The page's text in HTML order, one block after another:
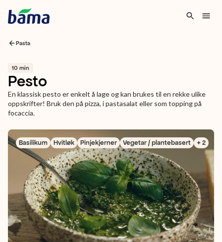
Pasta
10 min
Pesto
En klassisk pesto er enkelt å lage og kan brukes til en rekke ulike
oppskrifter! Bruk den på pizza, i pastasalat eller som topping på
focaccia.
Basilikum Hvitløk Pinjekjerner Vegetar / plantebasert + 2